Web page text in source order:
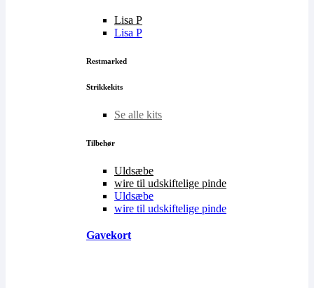
Lisa P
Lisa P
Restmarked
Strikkekits
Se alle kits
Tilbehør
Uldsæbe
wire til udskiftelige pinde
Uldsæbe
wire til udskiftelige pinde
Gavekort